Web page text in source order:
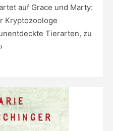
auf Grace und Marty:
Kryptozoologe
Tierarten, zu